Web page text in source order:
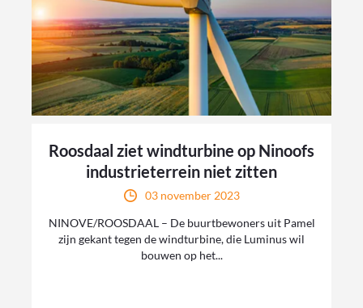
Roosdaal ziet windturbine op Ninoofs
industrieterrein niet zitten
03 november 2023
NINOVE/ROOSDAAL – De buurtbewoners uit Pamel
zijn gekant tegen de windturbine, die Luminus wil
bouwen op het...